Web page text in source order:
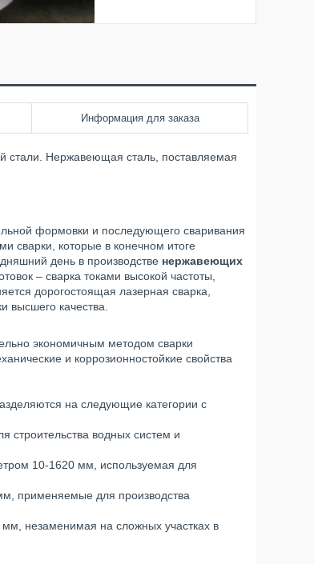
Информация для заказа
стали. Нержавеющая сталь, поставляемая
формовки и последующего сваривания
сварки, которые в конечном итоге
день в производстве нержавеющих
– сварка токами высокой частоты,
дорогостоящая лазерная сварка,
высшего качества.
экономичным методом сварки
и коррозионностойкие свойства
на следующие категории с
строительства водных систем и
10-1620 мм, используемая для
применяемые для производства
незаменимая на сложных участках в